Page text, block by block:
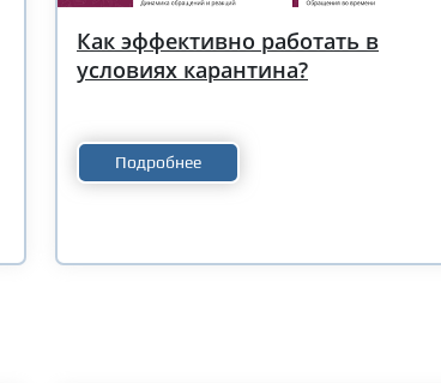
Как эффективно работать в
условиях карантина?
Подробнее